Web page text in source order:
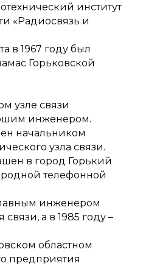
институт
«Радиосвязь и
в 1967 году был
Горьковской
узле связи
инженером.
начальником
узла связи.
в город Горький
телефонной
инженером
а в 1985 году –
областном
предприятия